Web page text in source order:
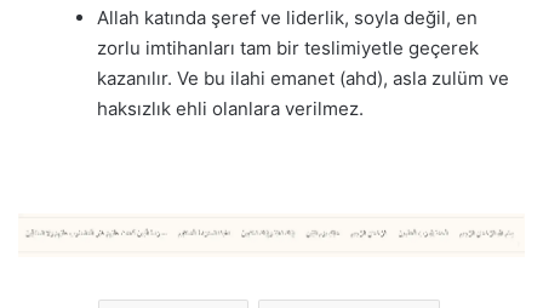
Allah katında şeref ve liderlik, soyla değil, en
zorlu imtihanları tam bir teslimiyetle geçerek
kazanılır. Ve bu ilahi emanet (ahd), asla zulüm ve
haksızlık ehli olanlara verilmez.